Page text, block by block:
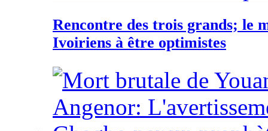
Rencontre des trois grands; le
Ivoiriens à être optimistes